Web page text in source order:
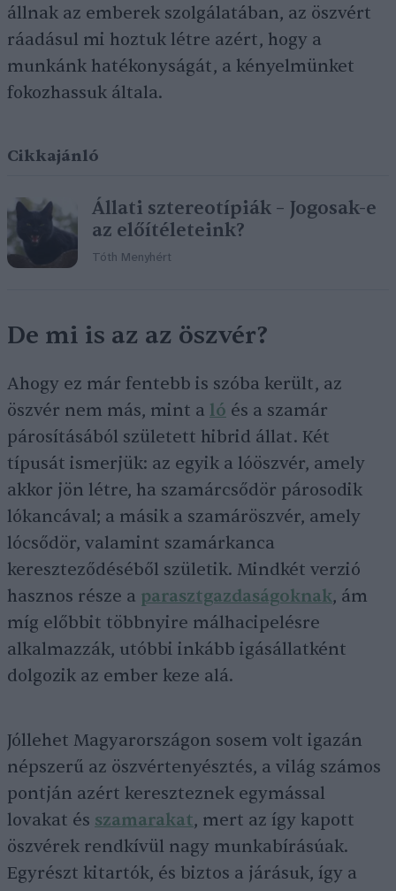
állnak az emberek szolgálatában, az öszvért
ráadásul mi hoztuk létre azért, hogy a
munkánk hatékonyságát, a kényelmünket
fokozhassuk általa.
Cikkajánló
Állati sztereotípiák – Jogosak-e
az előítéleteink?
Tóth Menyhért
De mi is az az öszvér?
Ahogy ez már fentebb is szóba került, az
öszvér nem más, mint a ló és a szamár
párosításából született hibrid állat. Két
típusát ismerjük: az egyik a lóöszvér, amely
akkor jön létre, ha szamárcsődör párosodik
lókancával; a másik a szamáröszvér, amely
lócsődör, valamint szamárkanca
kereszteződéséből születik. Mindkét verzió
hasznos része a parasztgazdaságoknak, ám
míg előbbit többnyire málhacipelésre
alkalmazzák, utóbbi inkább igásállatként
dolgozik az ember keze alá.
Jóllehet Magyarországon sosem volt igazán
népszerű az öszvértenyésztés, a világ számos
pontján azért kereszteznek egymással
lovakat és szamarakat, mert az így kapott
öszvérek rendkívül nagy munkabírásúak.
Egyrészt kitartók, és biztos a járásuk, így a